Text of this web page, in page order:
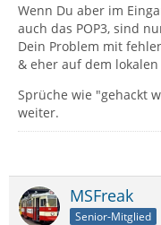
Wenn Du aber im
auch das POP3, sind
Dein Problem mit
& eher auf dem
Sprüche wie "gehackt
weiter.
MSFreak
Senior-Mitglied